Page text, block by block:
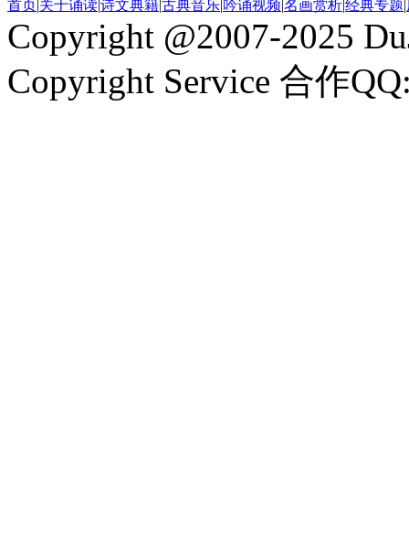
首页|关于诵读|诗文典籍|古典音乐|吟诵视频|名画赏析|经典专题|
Copyright @2007-2025
Copyright Service 合作